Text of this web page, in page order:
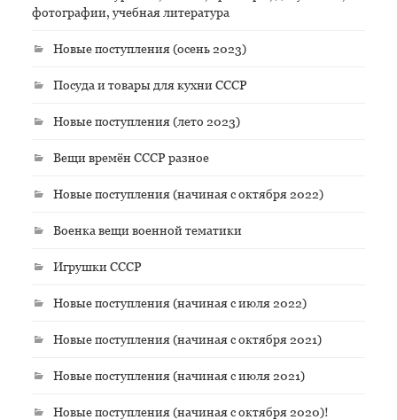
фотографии, учебная литература
Новые поступления (осень 2023)
Посуда и товары для кухни СССР
Новые поступления (лето 2023)
Вещи времён СССР разное
Новые поступления (начиная с октября 2022)
Военка вещи военной тематики
Игрушки СССР
Новые поступления (начиная с июля 2022)
Новые поступления (начиная с октября 2021)
Новые поступления (начиная с июля 2021)
Новые поступления (начиная с октября 2020)!